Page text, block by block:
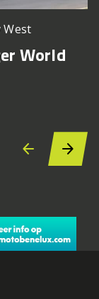
West
World